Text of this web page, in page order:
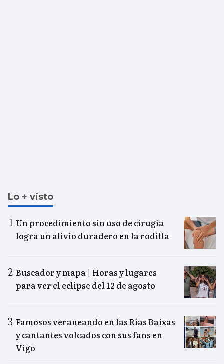
Lo + visto
Un procedimiento sin uso de cirugía
logra un alivio duradero en la rodilla
Buscador y mapa | Horas y lugares
para ver el eclipse del 12 de agosto
Famosos veraneando en las Rías Baixas
y cantantes volcados con sus fans en
Vigo